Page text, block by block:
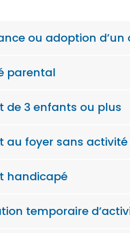
ou adoption
parental
de 3 enfants ou plus
au foyer sans
handicapé
temporaire